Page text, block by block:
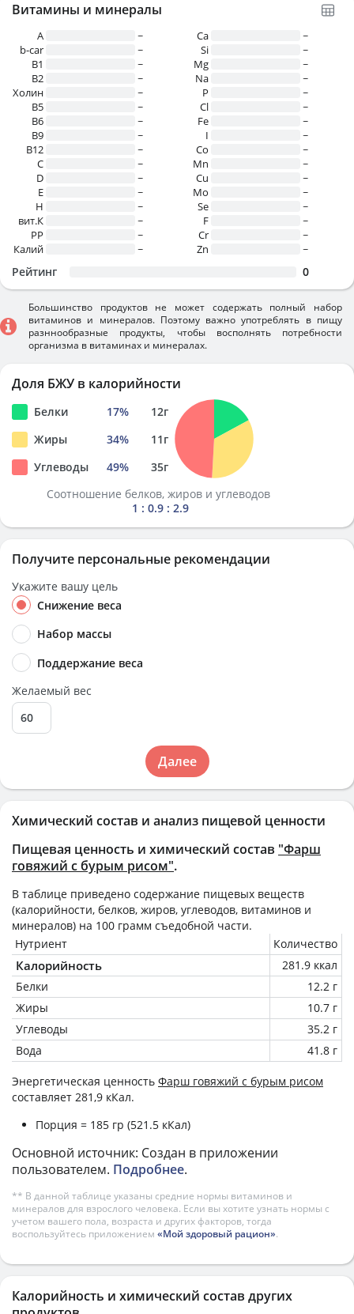
Химический состав и анализ пищевой ценности
Пищевая ценность и химический состав "Фарш
говяжий с бурым рисом".
В таблице приведено содержание пищевых веществ
(калорийности, белков, жиров, углеводов, витаминов и
минералов) на 100 грамм съедобной части.
Нутриент
Количество
Калорийность
281.9 ккал
Белки
12.2 г
Жиры
10.7 г
Углеводы
35.2 г
Вода
41.8 г
Энергетическая ценность Фарш говяжий с бурым рисом
составляет 281,9 кКал.
Порция = 185 гр (521.5 кКал)
Основной источник: Создан в приложении
пользователем. Подробнее.
** В данной таблице указаны средние нормы витаминов и
минералов для взрослого человека. Если вы хотите узнать нормы с
учетом вашего пола, возраста и других факторов, тогда
воспользуйтесь приложением «Мой здоровый рацион».
Витамины и минералы
A
~
b-car
~
В1
~
B2
~
Холин
~
B5
~
B6
~
B9
~
B12
~
C
~
D
~
E
~
H
~
вит.К
~
PP
~
Калий
~
Ca
~
Si
~
Mg
~
Na
~
P
~
Cl
~
Fe
~
I
~
Co
~
Mn
~
Cu
~
Mo
~
Se
~
F
~
Cr
~
Zn
~
Рейтинг 0
Большинство продуктов не может содержать полный набор
витаминов и минералов. Поэтому важно употреблять в пищу
разннообразные продукты, чтобы восполнять потребности
организма в витаминах и минералах.
Доля БЖУ в калорийности
Белки 17% 12г
Жиры
34% 11г
Углеводы
49% 35г
Соотношение белков, жиров и углеводов
1 : 0.9 : 2.9
Получите персональные рекомендации
Укажите вашу цель
Снижение веса
Набор массы
Поддержание веса
Желаемый вес
Далее
Калорийность и химический состав других